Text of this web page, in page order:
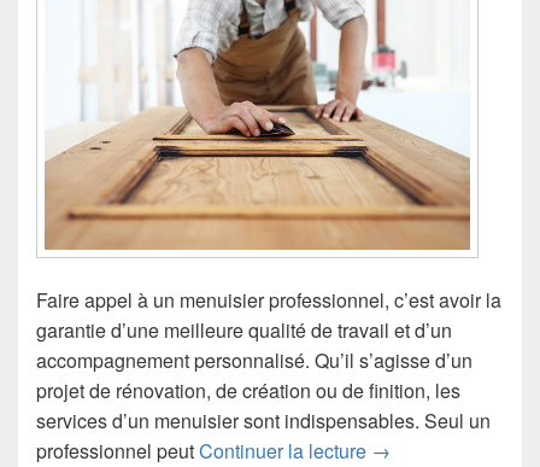
Faire appel à un menuisier professionnel, c’est avoir la
garantie d’une meilleure qualité de travail et d’un
accompagnement personnalisé. Qu’il s’agisse d’un
projet de rénovation, de création ou de finition, les
services d’un menuisier sont indispensables. Seul un
professionnel peutContinuer la lecture Top 5 des
→